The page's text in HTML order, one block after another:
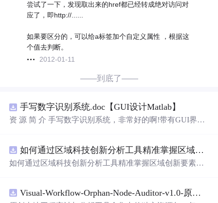
尝试了一下，发现取出来的href都已经转成绝对访问对
应了，即http://......
如果要区分的，可以给a标签加个自定义属性 ，根据这
个值去判断。
2012-01-11
——到底了——
手写数字识别系统.doc【GUI设计Matlab】
资 源 简 介 手写数字识别系统，非常好的啊!带有GUI界
带有直观的图形用户界面（GUI），非常容易使用。你只
需要将手写数字输入系统，它将立即给出准确的识别结
是一个非常方便和实用的工具，你一定会喜欢它的！
如何通过区域科技创新分析工具精准掌握区域创新要素分布与产业链融合现状？.docx
如何通过区域科技创新分析工具精准掌握区域创新要素分
Visual-Workflow-Orphan-Node-Auditor-v1.0-原创源码与文档.zip